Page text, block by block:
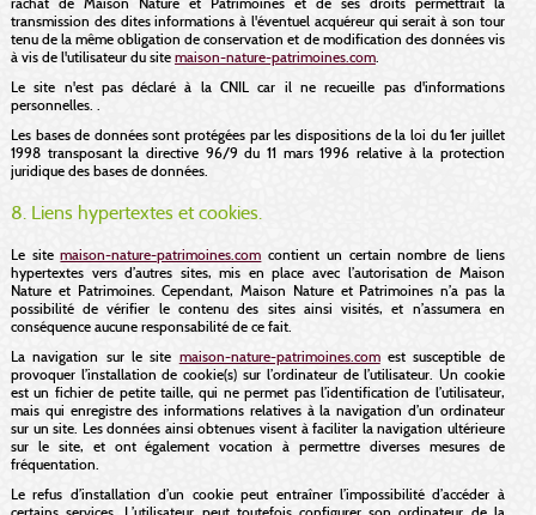
transmission des dites informations à l'éventuel acquéreur qui serait à son tour
tenu de la même obligation de conservation et de modification des données vis
à vis de l'utilisateur du site maison-nature-patrimoines.com.
Le site n'est pas déclaré à la CNIL car il ne recueille pas d'informations
personnelles. .
Les bases de données sont protégées par les dispositions de la loi du 1er juillet
1998 transposant la directive 96/9 du 11 mars 1996 relative à la protection
juridique des bases de données.
8. Liens hypertextes et cookies.
Le sitemaison-nature-patrimoines.com contient un certain nombre de liens
hypertextes vers d’autres sites, mis en place avec l’autorisation de Maison
Nature et Patrimoines. Cependant, Maison Nature et Patrimoines n’a pas la
possibilité de vérifier le contenu des sites ainsi visités, et n’assumera en
conséquence aucune responsabilité de ce fait.
La navigation sur le site maison-nature-patrimoines.comest susceptible de
provoquer l’installation de cookie(s) sur l’ordinateur de l’utilisateur. Un cookie
est un fichier de petite taille, qui ne permet pas l’identification de l’utilisateur,
mais qui enregistre des informations relatives à la navigation d’un ordinateur
sur un site. Les données ainsi obtenues visent à faciliter la navigation ultérieure
sur le site, et ont également vocation à permettre diverses mesures de
fréquentation.
Le refus d’installation d’un cookie peut entraîner l’impossibilité d’accéder à